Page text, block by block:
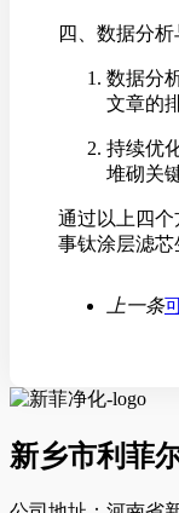
四、数据分
数据分
文章的
持续优
堆砌关
通过以上四
事钛涂层滤芯
上一条
新乡市利菲